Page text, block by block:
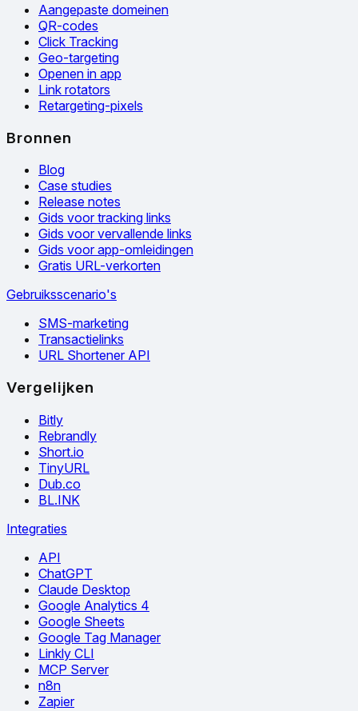
Aangepaste domeinen
QR-codes
Click Tracking
Geo-targeting
Openen in app
Link rotators
Retargeting-pixels
Bronnen
Blog
Case studies
Release notes
Gids voor tracking links
Gids voor vervallende links
Gids voor app-omleidingen
Gratis URL-verkorten
Gebruiksscenario's
SMS-marketing
Transactielinks
URL Shortener API
Vergelijken
Bitly
Rebrandly
Short.io
TinyURL
Dub.co
BL.INK
Integraties
API
ChatGPT
Claude Desktop
Google Analytics 4
Google Sheets
Google Tag Manager
Linkly CLI
MCP Server
n8n
Zapier